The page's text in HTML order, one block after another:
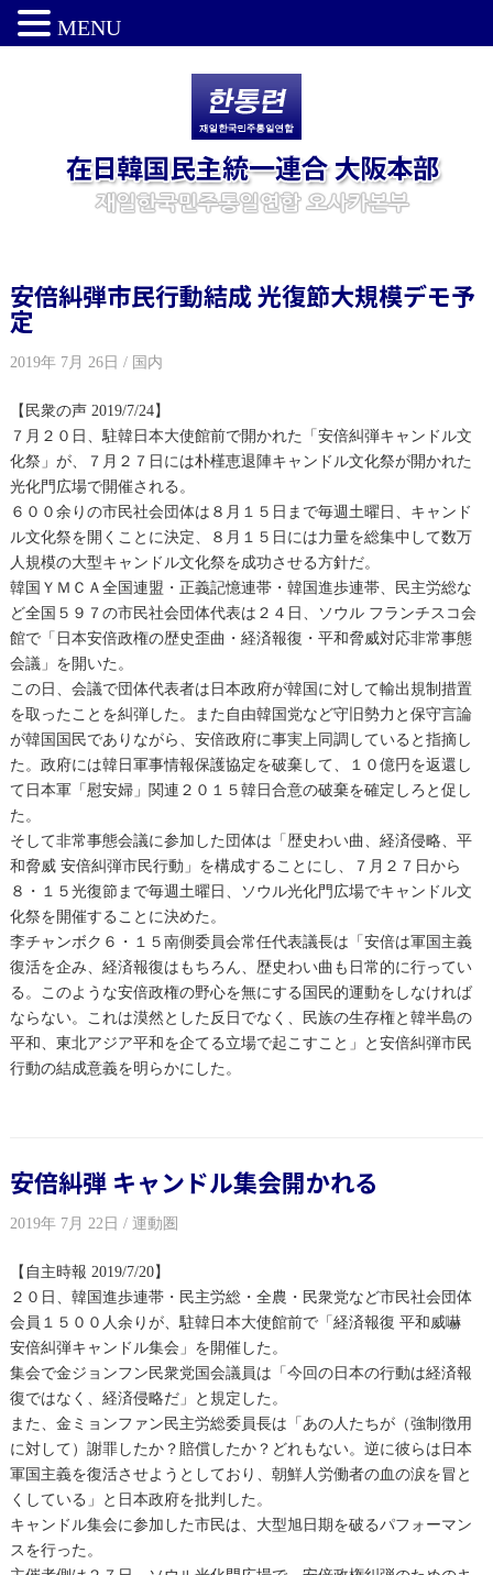
安倍糾弾市民行動結成 光復節大規模デモ予
定
2019年 7月 26日 / 国内
【民衆の声 2019/7/24】
７月２０日、駐韓日本大使館前で開かれた
「安倍糾弾キャンドル文
化祭」が、７月２７日には朴槿恵退陣キャンドル文化祭が開かれた
光化門広場で開催される。
６００余りの市民社会団体は８月１５日まで毎週土曜日、キャンド
ル文化祭を開くことに決定、８月１５日には力量を総集中して数万
人規模の大型キャンドル文化祭を成功させる方針だ。
韓国ＹＭＣＡ全国連盟・正義記憶連帯・韓国進歩連帯、民主労総な
ど全国５９７の市民社会団体代表は２４日、ソウル フランチスコ会
館で「日本安倍政権の歴史歪曲・経済報復・平和脅威対応非常事態
会議」を開いた。
この日、会議で団体代表者は日本政府が韓国に対して輸出規制措置
を取ったことを糾弾した。また自由韓国党など守旧勢力と保守言論
が韓国国民でありながら、安倍政府に事実上同調していると指摘し
た。政府には韓日軍事情報保護協定を破棄して、１０億円を返還し
て日本軍「慰安婦」関連２０１５韓日合意の破棄を確定しろと促し
た。
そして非常事態会議に参加した団体は「歴史わい曲、経済侵略、平
和脅威 安倍糾弾市民行動」を構成することにし、７月２７日から
８・１５光復節まで毎週土曜日、ソウル光化門広場でキャンドル文
化祭を開催することに決めた。
李チャンボク６・１５南側委員会常任代表議長は「安倍は軍国主義
復活を企み、経済報復はもちろん、歴史わい曲も日常的に行ってい
る。このような安倍政権の野心を無にする国民的運動をしなければ
ならない。これは漠然とした反日でなく、民族の生存権と韓半島の
平和、東北アジア平和を企てる立場で起こすこと」と安倍糾弾市民
行動の結成意義を明らかにした。
安倍糾弾 キャンドル集会開かれる
2019年 7月 22日 / 運動圏
【自主時報 2019/7/20】
２０日、韓国進歩連帯・民主労総・全農・民衆党など市民社会団体
会員１５００人余りが、駐韓日本大使館前で「経済報復 平和威嚇
安倍糾弾キャンドル集会」を開催した。
集会で金ジョンフン民衆党国会議員は「今回の日本の行動は経済報
復ではなく、経済侵略だ」と規定した。
また、金ミョンファン民主労総委員長は「あの人たちが（強制徴用
に対して）謝罪したか？賠償したか？どれもない。逆に彼らは日本
軍国主義を復活させようとしており、朝鮮人労働者の血の涙を冒と
くしている」と日本政府を批判した。
キャンドル集会に参加した市民は、大型旭日期を破るパフォーマン
スを行った。
MENU